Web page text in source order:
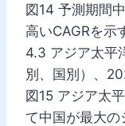
図14 予測期間
高いCAGRを示
4.3 アジア太平
別、国別）、
図15 アジア太
て中国が最大の